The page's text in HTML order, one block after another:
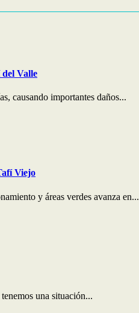
del Valle
causando importantes daños...
Viejo
y áreas verdes avanza en...
una situación...